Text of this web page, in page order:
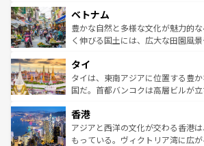
参照してほしい。
容にもいいと評判のスイーツなど、
が味わえる。 なお、新着の台湾情
照してほしい。
き、地方に足を延ばせば四季折々の
できる。そして、キムチや焼肉、
まで、さまざまな韓国料理が待っ
リティに包まれながら、韓国の多彩
わってみてほしい。 なお
覧を参照してほしい。
ベトナム
豊かな自然と多様な文化が魅力的
く伸びる国土には、広大な田園風
急速な発展と共に伝統が息づく。ハ
ーチミン市のフランス統治時代の
醸し出している。また、バラエテ
とつ。フォーやバインミー、ベトナ
ひ現地で味わいたい。どの地域を
が旅行者を迎えてくれるので、き
タイ
タイは、東南アジアに位置する豊
国だ。首都バンコクは高層ビルが
の活気が交差している。北部ではチ
帯で自然と触れ合い、南部ではプ
いビーチでリゾート気分を楽しむ
香港
アジアと西洋の文化が交わる香港
もっている。ヴィクトリア湾に広